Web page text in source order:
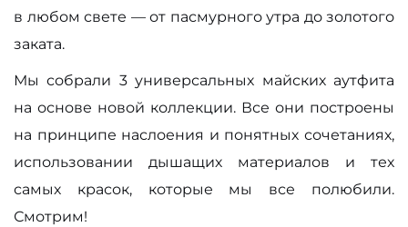
в любом свете — от пасмурного утра до золотого
заката.
Мы собрали 3 универсальных майских аутфита
на основе новой коллекции. Все они построены
на принципе наслоения и понятных сочетаниях,
использовании дышащих материалов и тех
самых красок, которые мы все полюбили.
Смотрим!